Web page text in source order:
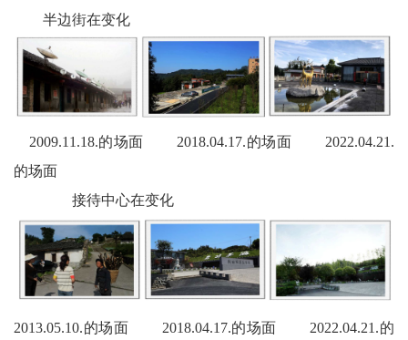
播
半边街在变化
2009.11.18.的场面 2018.04.17.的场面 2022.04.21.
的场面
接待中心在变化
2013.05.10.的场面 2018.04.17.的场面 2022.04.21.的